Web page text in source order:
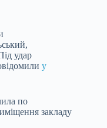
удар
у
по
закладу